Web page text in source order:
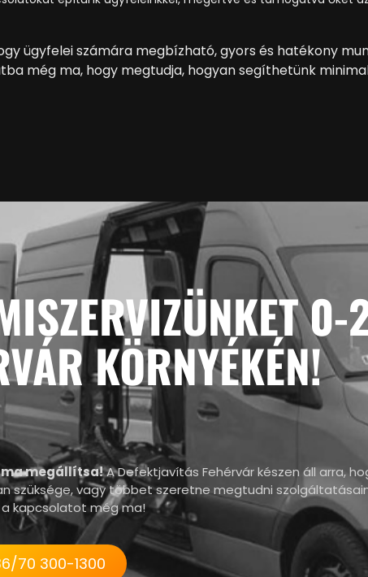
ügyfelei számára megbízható, gyors és hatékony
még ma, hogy megtudja, hogyan segíthetünk
0-
KÖRNYÉKÉN!
megállítsa!A Defektjavítás Fehérvár készen áll arra,
szüksége, vagy többet szeretne megtudni
a kapcsolatot még ma!
70 300-1300